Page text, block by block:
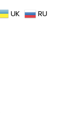
UK RU